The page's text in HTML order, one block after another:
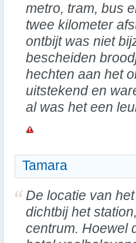
metro, tram, bus
twee kilometer
ontbijt was niet
bescheiden
hechten aan het
uitstekend en
al was het een
Tamara
De locatie van
dichtbij het
centrum. Hoewel